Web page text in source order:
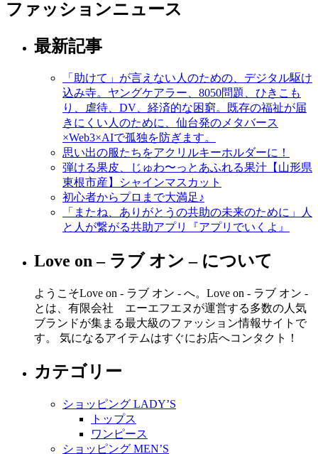
ファッションニュース
最新記事
「助けて」が言えない人のための、デジタル駆け
込み寺。ヤングケアラー、8050問題、ひきこも
り、虐待、DV、経済的な困窮。既存の福祉が届
きにくい人のために、仙台発のメタバース
×Web3×AIで孤独を防ぎます。
思い出の服たちをアクリルキーホルダーに！
弾ける果皮、じゅわ〜っとあふれる果汁【山形県
東根市産】シャインマスカット
初心者からプロまで大満足♪
「またね、ありがとうの共助の未来のために」人
と人が繋がる共助アプリ『アプリでいくよ』
Love on – ラブ オン – について
ようこそLove on - ラブ オン - へ。Love on - ラブ オン -
とは、有限会社 エーエフエヌが運営する多数の人気
ブランドが集まる最大級のファッション情報サイトで
す。 気になるアイテムはすぐにお店へコンタクト！
カテゴリー
ショッピング LADY’S
トップス
ワンピース
ショッピング MEN’S